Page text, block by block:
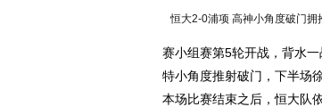
恒大2-0浦项 高神小角度破门拥
赛小组赛第5轮开战，背水
特小角度推射破门，下半场
本场比赛结束之后，恒大队